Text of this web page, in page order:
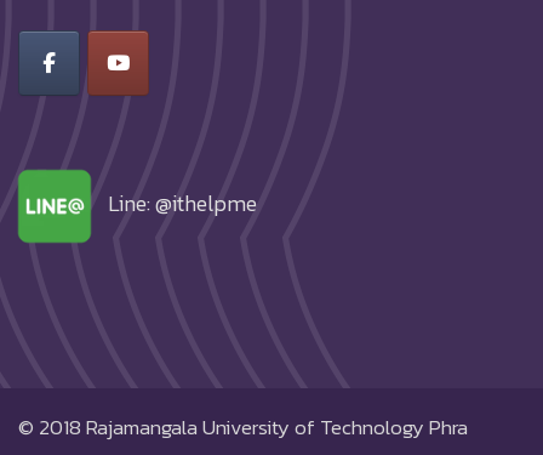
Line: @ithelpme
© 2018Rajamangala University of Technology Phra